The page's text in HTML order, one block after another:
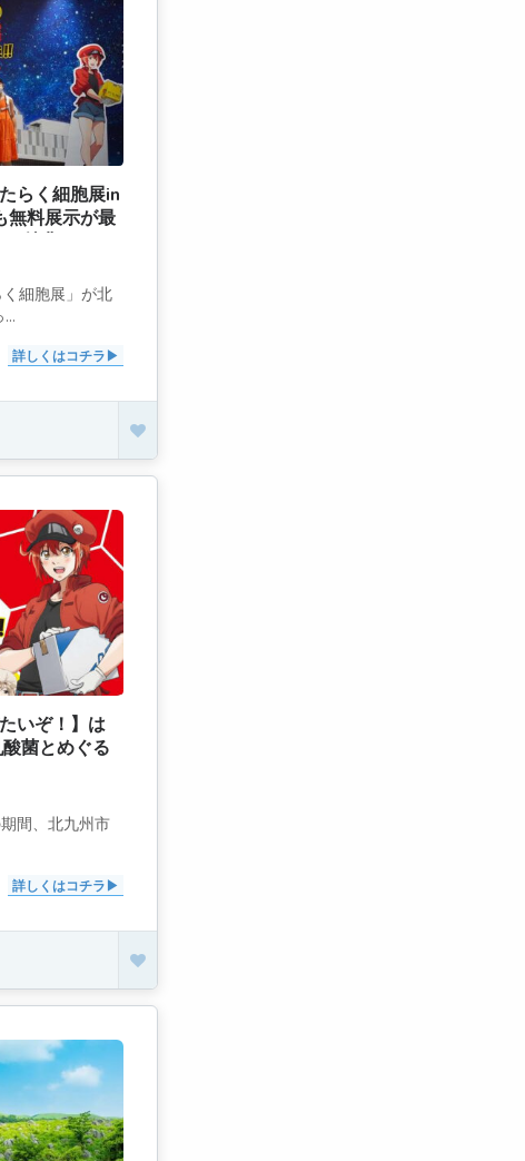
らく細胞展in
無料展示が最
特典も]
細胞展」が北
詳しくはコチラ
いぞ！】は
菌とめぐる
間、北九州市
詳しくはコチラ